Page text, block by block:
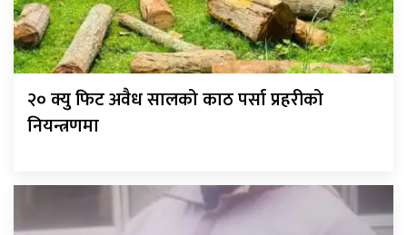
२० क्यु फिट अवैध सालको काठ पर्सा प्रहरीको
नियन्त्रणमा